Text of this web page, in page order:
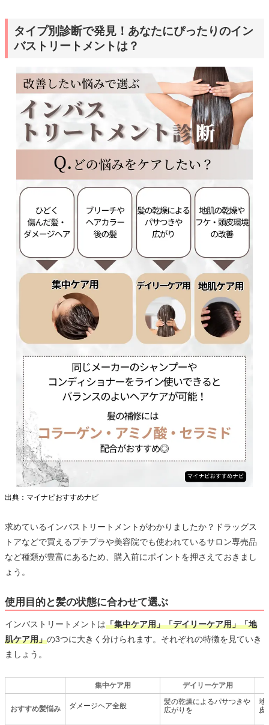
タイプ別診断で発見！あなたにぴったりのイン
バストリートメントは？
出典：マイナビおすすめナビ
求めているインバストリートメントがわかりましたか？ドラッグス
トアなどで買えるプチプラや美容院でも使われているサロン専売品
など種類が豊富にあるため、購入前にポイントを押さえておきまし
ょう。
使用目的と髪の状態に合わせて選ぶ
インバストリートメントは「集中ケア用」「デイリーケア用」「地
肌ケア用」の3つに大きく分けられます。それぞれの特徴を見ていき
ましょう。
集中ケア用 デイリーケア用
おすすめ髪悩み ダメージヘア全般
髪の乾燥によるパサつきや
広がりを
地
皮